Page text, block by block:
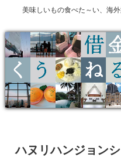
美味しいもの食べた～い、海
ハヌリハンジョン